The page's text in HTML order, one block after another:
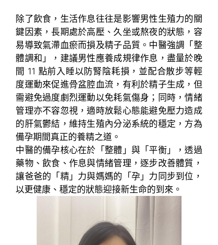
除了飲食，生活作息往往是影響男性生殖力的關
鍵因素，長期處於高壓、久坐或熬夜的狀態，容
易導致氣滯血瘀而損及精子品質。中醫強調「整
體調和」，建議男性應養成規律作息，盡量於晚
間 11 點前入睡以防腎陰耗損，並配合散步等輕
度運動來促進骨盆腔血流，有利於精子生成，但
需避免過度劇烈運動以免耗氣傷身；同時，情緒
管理亦不容忽視，適時放鬆心態能避免壓力造成
的肝氣鬱結，維持生殖內分泌系統的穩定，方為
備孕期間真正的養精之道。
中醫的備孕核心在於「整體」與「平衡」，透過
藥物、飲食、作息與情緒管理，逐步改善體質，
讓爸爸的「精」力與媽媽的「孕」力同步到位，
以更健康、穩定的狀態迎接新生命的到來。